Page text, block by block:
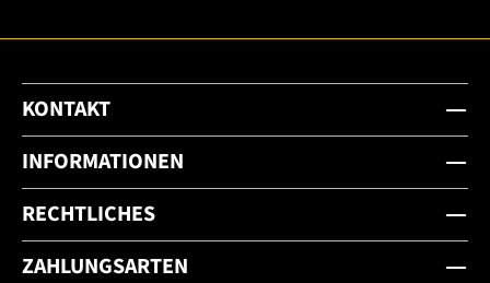
KONTAKT
INFORMATIONEN
RECHTLICHES
ZAHLUNGSARTEN